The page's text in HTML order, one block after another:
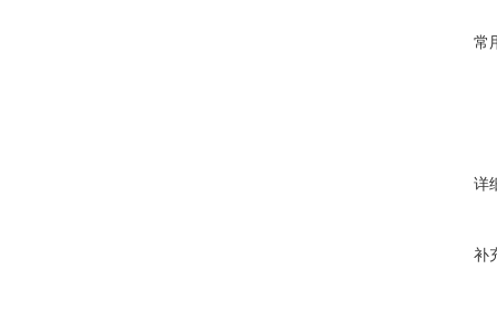
常
详
补